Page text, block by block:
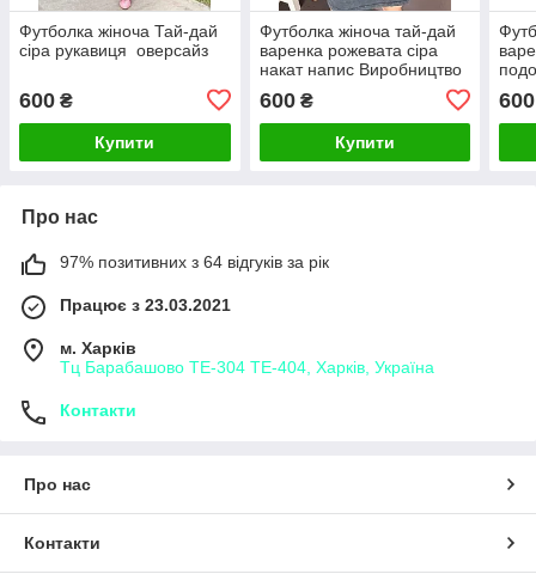
Футболка жіноча Тай-дай
сіра рукавиця оверсайз
600 ₴
Купити
Футболка жіноча тай-дай
варенка рожевата сiра
накат напис Виробництво
600₴
Купити
600
Про нас
97% позитивних з 64 відгуків за рік
Працює з 23.03.2021
м. Харків
Тц Барабашово ТЕ-304 ТЕ-404, Харків, Україна
Контакти
Про нас
Контакти